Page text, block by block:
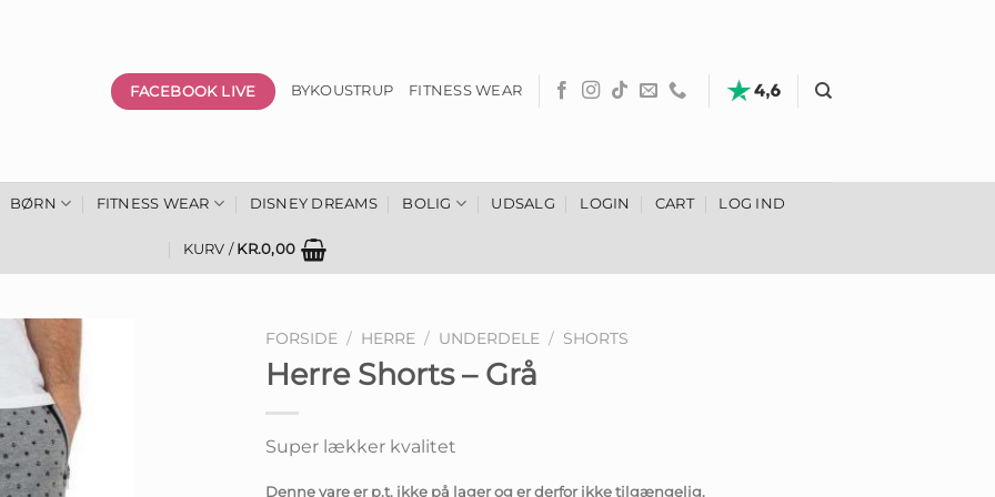
FACEBOOK LIVE BYKOUSTRUP FITNESS WEAR
BØRN FITNESS WEAR DISNEY DREAMS BOLIG UDSALG LOGIN CART LOG IND
KURV / KR.0,00
FORSIDE / HERRE / UNDERDELE / SHORTS
Herre Shorts – Grå
Super lækker kvalitet
Denne vare er p.t. ikke på lager og er derfor ikke tilgængelig.